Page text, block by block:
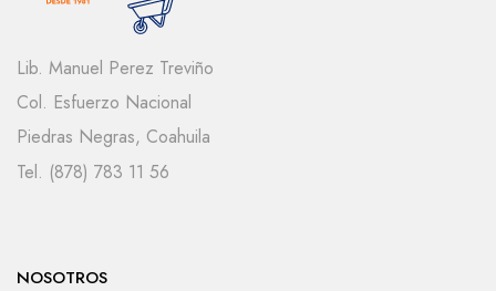
Lib. Manuel Perez Treviño
Col. Esfuerzo Nacional
Piedras Negras, Coahuila
Tel. (878) 783 11 56
NOSOTROS